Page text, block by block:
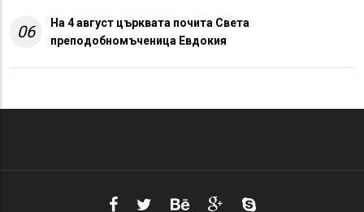
06
На 4 август църквата почита Света
преподобномъченица Евдокия